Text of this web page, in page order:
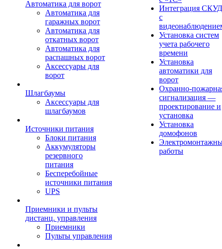
Автоматика для ворот
Автоматика для
гаражных ворот
Автоматика для
откатных ворот
Автоматика для
распашных ворот
Аксессуары для
ворот
Шлагбаумы
Аксессуары для
шлагбаумов
Источники питания
Блоки питания
Аккумуляторы
резервного
питания
Бесперебойные
источники питания
UPS
Приемники и пульты
дистанц. управления
Приемники
Пульты управления
Интеграция СКУД
с
Установка систем
учета рабочего
времени
Установка
автоматики для
ворот
Охранно-
сигнализация —
проектирование и
установка
Установка
домофонов
работы